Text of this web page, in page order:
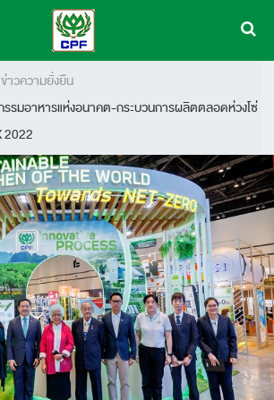
ข่าวความยั่งยืน
รรมอาหารแห่งอนาคต-กระบวนการผลิตตลอดห่วงโซ่
2022